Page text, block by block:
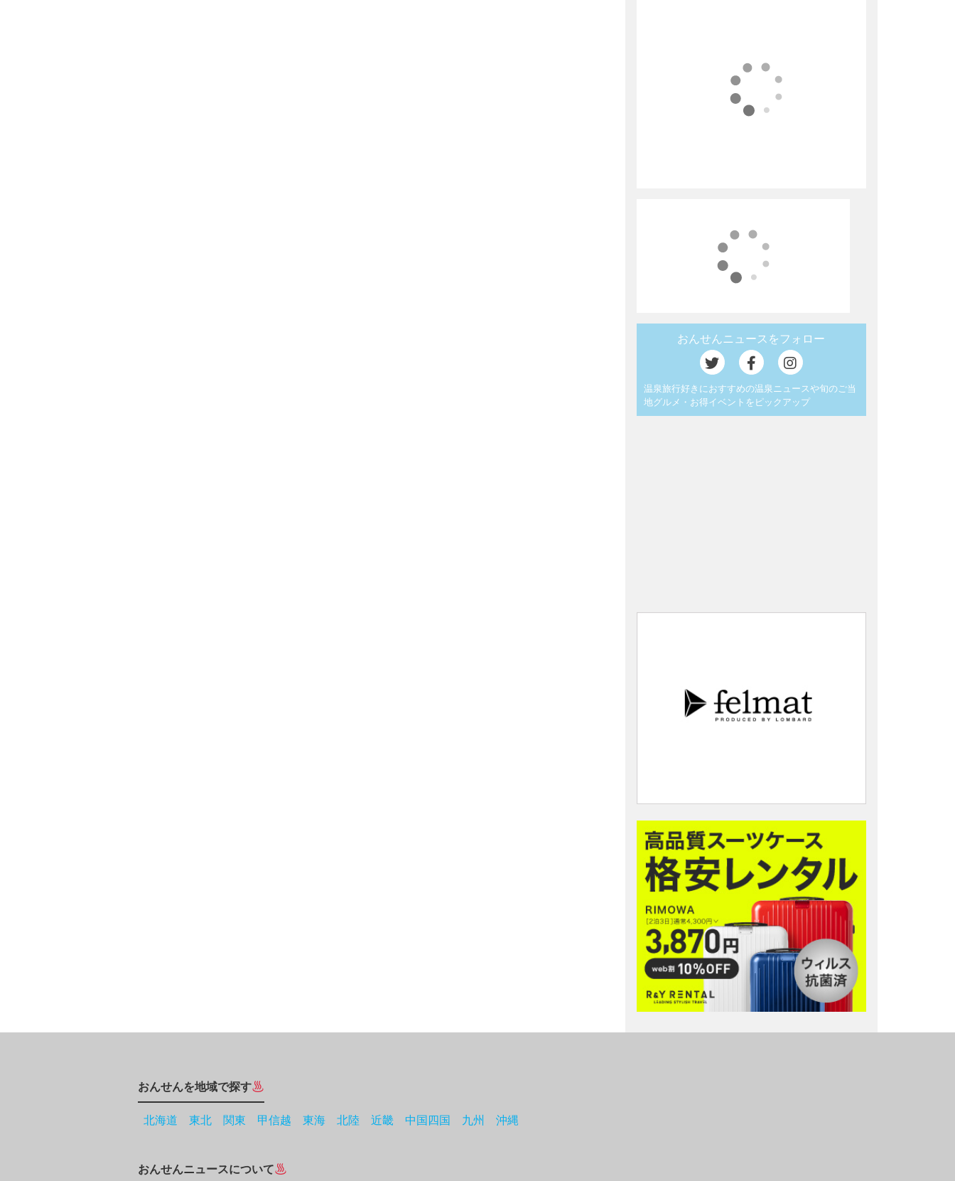
おんせんニュースをフォロー
温泉旅行好きにおすすめの温泉ニュースや旬のご当
地グルメ・お得イベントをピックアップ
おんせんを地域で探す
北海道 東北 関東 甲信越 東海 北陸 近畿 中国四国 九州 沖縄
おんせんニュースについて